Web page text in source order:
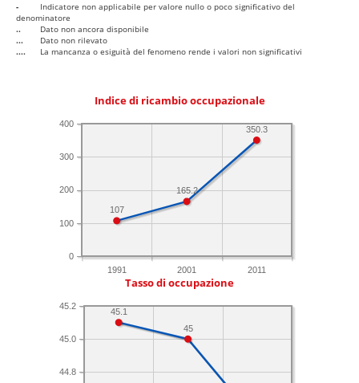
-
Indicatore non applicabile per valore nullo o poco significativo del
denominatore
..
Dato non ancora disponibile
...
Dato non rilevato
....
La mancanza o esiguità del fenomeno rende i valori non significativi
Indice di ricambio occupazionale
1991 2001 2011
0
100
200
300
400
350.3
165.2
107
Tasso di occupazione
44.8
45.0
45.2
45
45.1